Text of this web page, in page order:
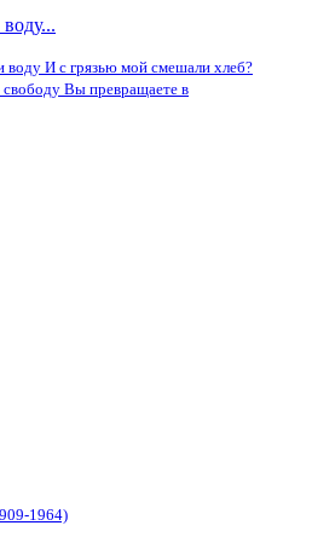
воду И с грязью мой смешали хлеб?
Вы превращаете в
1964)